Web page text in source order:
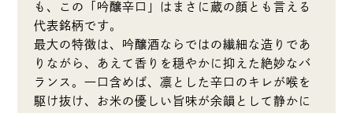
も、この「吟醸辛口」はまさに蔵の顔とも言える
代表銘柄です。
最大の特徴は、吟醸酒ならではの繊細な造りであ
りながら、あえて香りを穏やかに抑えた絶妙なバ
ランス。一口含めば、凛とした辛口のキレが喉を
駆け抜け、お米の優しい旨味が余韻として静かに